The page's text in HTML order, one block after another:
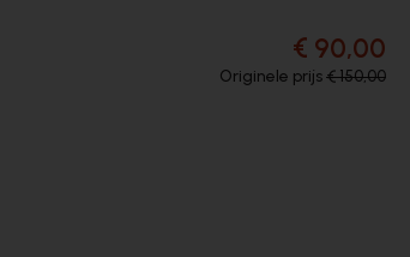
€ 90,00
Originele prijs€ 150,00